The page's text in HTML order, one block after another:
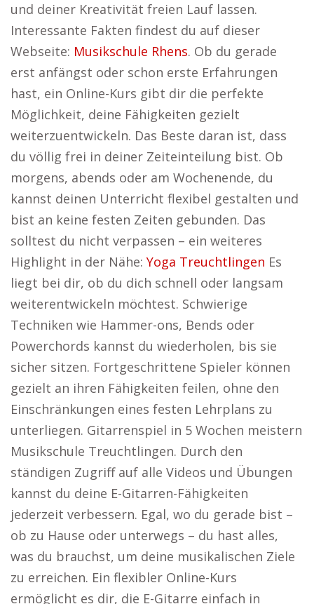
und deiner Kreativität freien Lauf lassen.
Interessante Fakten findest du auf dieser
Webseite: Musikschule Rhens. Ob du gerade
erst anfängst oder schon erste Erfahrungen
hast, ein Online-Kurs gibt dir die perfekte
Möglichkeit, deine Fähigkeiten gezielt
weiterzuentwickeln. Das Beste daran ist, dass
du völlig frei in deiner Zeiteinteilung bist. Ob
morgens, abends oder am Wochenende, du
kannst deinen Unterricht flexibel gestalten und
bist an keine festen Zeiten gebunden. Das
solltest du nicht verpassen – ein weiteres
Highlight in der Nähe: Yoga Treuchtlingen Es
liegt bei dir, ob du dich schnell oder langsam
weiterentwickeln möchtest. Schwierige
Techniken wie Hammer-ons, Bends oder
Powerchords kannst du wiederholen, bis sie
sicher sitzen. Fortgeschrittene Spieler können
gezielt an ihren Fähigkeiten feilen, ohne den
Einschränkungen eines festen Lehrplans zu
unterliegen. Gitarrenspiel in 5 Wochen meistern
Musikschule Treuchtlingen. Durch den
ständigen Zugriff auf alle Videos und Übungen
kannst du deine E-Gitarren-Fähigkeiten
jederzeit verbessern. Egal, wo du gerade bist –
ob zu Hause oder unterwegs – du hast alles,
was du brauchst, um deine musikalischen Ziele
zu erreichen. Ein flexibler Online-Kurs
ermöglicht es dir, die E-Gitarre einfach in